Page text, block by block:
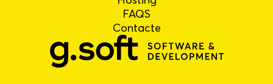
FAQS
Contacte